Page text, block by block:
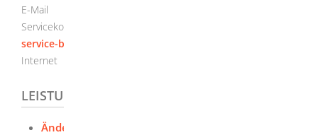
E-Mail
Servicekonto
service-bw.de senden
Internet
LEISTUNGEN
Änderung persönlicher Daten der Hochschule